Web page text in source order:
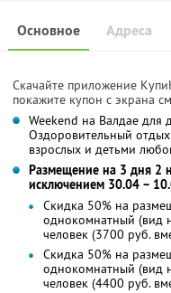
Основное Адреса
Скачайте приложение
покажите купон с экрана
Weekend на Валдае для
Оздоровительный отдых
взрослых и детьми
Размещение на 3 дня 2
исключением 30.04 –
Скидка 50% на
однокомнатный (вид
человек (3700 руб.
Скидка 50% на
однокомнатный (вид
человек (4400 руб.